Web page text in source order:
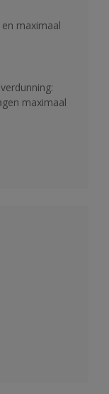
maximaal
maximaal